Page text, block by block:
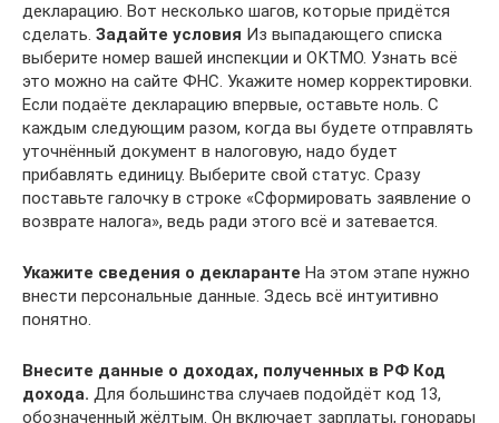
декларацию. Вот несколько шагов, которые придётся
сделать. Задайте условия Из выпадающего списка
выберите номер вашей инспекции и ОКТМО. Узнать всё
это можно на сайте ФНС. Укажите номер корректировки.
Если подаёте декларацию впервые, оставьте ноль. С
каждым следующим разом, когда вы будете отправлять
уточнённый документ в налоговую, надо будет
прибавлять единицу. Выберите свой статус. Сразу
поставьте галочку в строке «Сформировать заявление о
возврате налога», ведь ради этого всё и затевается.
Укажите сведения о декларанте На этом этапе нужно
внести персональные данные. Здесь всё интуитивно
понятно.
Внесите данные о доходах, полученных в РФ Код
дохода. Для большинства случаев подойдёт код 13,
обозначенный жёлтым. Он включает зарплаты, гонорары